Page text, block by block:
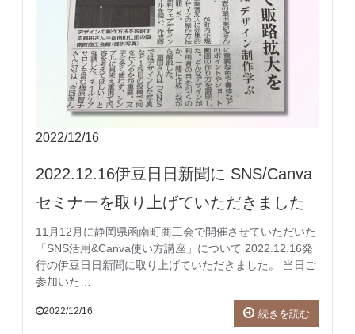
2022/12/16
2022.12.16伊豆日日新聞に SNS/Canva
セミナーを取り上げていただきました
11月12月に静岡県函南町商工会で開催させていただいた
「SNS活用&Canva使い方講座」について 2022.12.16発
行の伊豆日日新聞に取り上げていただきました。 当日ご
参加いた…
2022/12/16 続きを読む